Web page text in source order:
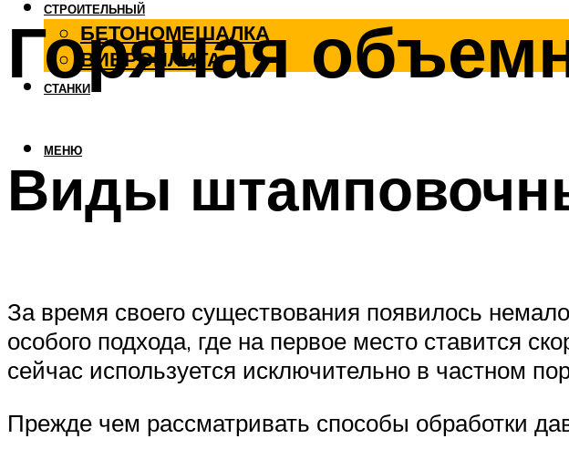
СТРОИТЕЛЬНЫЙ
БЕТОНОМЕШАЛКА
ВИБРОПЛИТА
СТАНКИ
МЕНЮ
Горячая
Виды
За время своего существования появилось
особого подхода, где на первое место ставится
сейчас используется исключительно в частном
Прежде чем рассматривать способы обработки